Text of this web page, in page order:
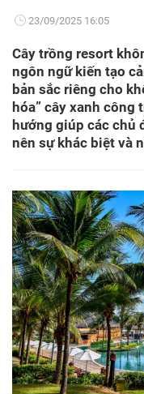
23/09/2025 16:05
Cây trồng resort
ngôn ngữ kiến tạo
bản sắc riêng cho
hóa” cây xanh
hướng giúp các chủ
nên sự khác biệt và